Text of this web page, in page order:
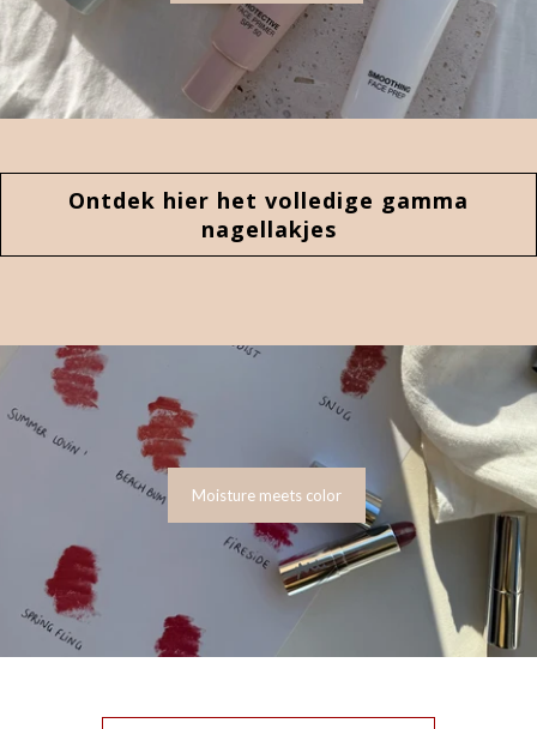
Ontdek hier het volledige gamma
nagellakjes
Moisture meets color